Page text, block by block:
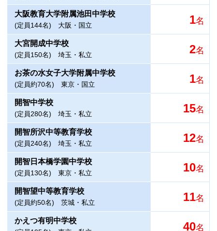
大阪教育大学附属池田中学校
(定員144名) 大阪・国立 1名
大宮開成中学校
(定員150名) 埼玉・私立 2名
お茶の水女子大学附属中学校
(定員約70名) 東京・国立 1名
開智中学校
(定員280名) 埼玉・私立 15名
開智所沢中等教育学校
(定員240名) 埼玉・私立 12名
開智日本橋学園中学校
(定員130名) 東京・私立 10名
開智望中等教育学校
(定員約50名) 茨城・私立 11名
かえつ有明中学校 40名